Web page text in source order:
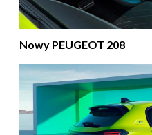
Nowy PEUGEOT 208